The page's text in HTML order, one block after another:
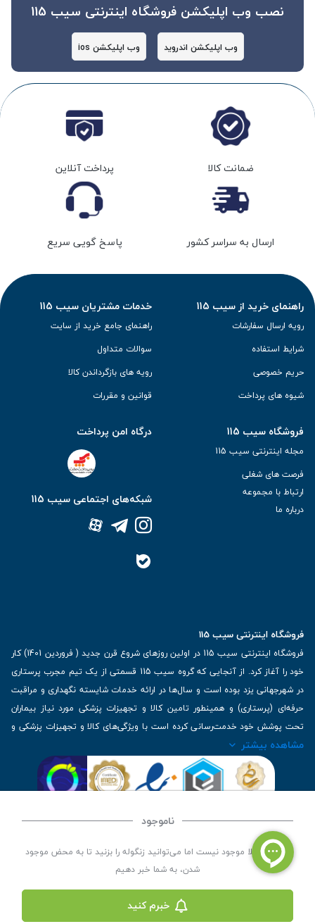
ناموجود
این کالا فعلا موجود نیست اما می‌توانید زنگوله را بزنید تا به محض موجود
شدن، به شما خبر دهیم
خبرم کنید
نصب وب اپلیکشن فروشگاه اینترنتی سیب 115
وب اپلیکشن اندروید وب اپلیکشن ios
ضمانت کالا پرداخت آنلاین
ارسال به سراسر کشور پاسخ گویی سریع
راهنمای خرید از سیب 115
رویه ارسال سفارشات
شرایط استفاده
حریم خصوصی
شیوه های پرداخت
خدمات مشتریان سیب 115
راهنمای جامع خرید از سایت
سوالات متداول
رویه های بازگرداندن کالا
قوانین و مقررات
فروشگاه سیب 115
مجله اینترنتی سیب 115
فرصت های شغلی
ارتباط با مجموعه
درباره ما
درگاه امن پرداخت
شبکه‌های اجتماعی سیب 115
فروشگاه اینترنتی سیب 115
فروشگاه اینترنتی سیب 115 در اولین روزهای شروع قرن جدید ( فروردین 1401) کار
خود را آغاز کرد. از آنجایی که گروه سیب 115 قسمتی از یک تیم مجرب پرستاری
در شهرجهانی یزد بوده است و سال‌ها در ارائه خدمات شایسته نگهداری و مراقبت
حرفه‌ای (پرستاری) و همینطور تامین کالا و تجهیزات پزشکی مورد نیاز بیماران
تحت پوشش خود خدمت‌رسانی کرده است با ویژگی‌های کالا و تجهیزات پزشکی و
برترین برندهای موجود در بازار اطلاعات بسیار ارزشمندی را دارا می‌باشد
| تلفن تماس : 36333383-035 | ایمیل: Info@Sib115.com
مشاهده بیشتر
کلیه حقوق این سایت متعلق به سیب 115 ( فروشگاه لوازم پزشکی سیب 115 ) است، توسعه و
کدنویسی توسطسپکام سیستم